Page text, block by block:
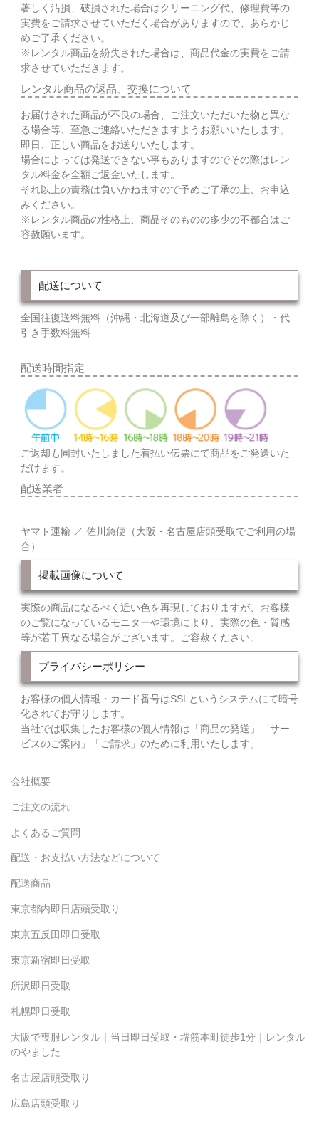
著しく汚損、破損された場合はクリーニング代、修理費等の
実費をご請求させていただく場合がありますので、あらかじ
めご了承ください。
※レンタル商品を紛失された場合は、商品代金の実費をご請
求させていただきます。
レンタル商品の返品、交換について
お届けされた商品が不良の場合、ご注文いただいた物と異な
る場合等、至急ご連絡いただきますようお願いいたします。
即日、正しい商品をお送りいたします。
場合によっては発送できない事もありますのでその際はレン
タル料金を全額ご返金いたします。
それ以上の責務は負いかねますので予めご了承の上、お申込
みください。
※レンタル商品の性格上、商品そのものの多少の不都合はご
容赦願います。
配送について
全国往復送料無料（沖縄・北海道及び一部離島を除く）・代
引き手数料無料
配送時間指定
ご返却も同封いたしました着払い伝票にて商品をご発送いた
だけます。
配送業者
ヤマト運輸 ／ 佐川急便（大阪・名古屋店頭受取でご利用の場
合）
掲載画像について
実際の商品になるべく近い色を再現しておりますが、お客様
のご覧になっているモニターや環境により、実際の色・質感
等が若干異なる場合がございます。ご容赦ください。
プライバシーポリシー
お客様の個人情報・カード番号はSSLというシステムにて暗号
化されてお守りします。
当社では収集したお客様の個人情報は「商品の発送」「サー
ビスのご案内」「ご請求」のために利用いたします。
会社概要
ご注文の流れ
よくあるご質問
配送・お支払い方法などについて
配送商品
東京都内即日店頭受取り
東京五反田即日受取
東京新宿即日受取
所沢即日受取
札幌即日受取
大阪で喪服レンタル｜当日即日受取・堺筋本町徒歩1分｜レンタル
のやました
名古屋店頭受取り
広島店頭受取り